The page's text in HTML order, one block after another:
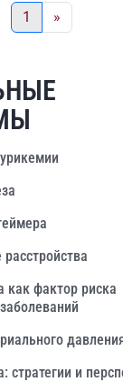
1 »
как фактор риска
стратегии и